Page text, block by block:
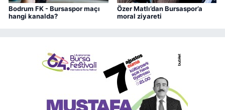
Bodrum FK - Bursaspor maçı
hangi kanalda?
Özer Matlı’dan Bursaspor’a
moral ziyareti